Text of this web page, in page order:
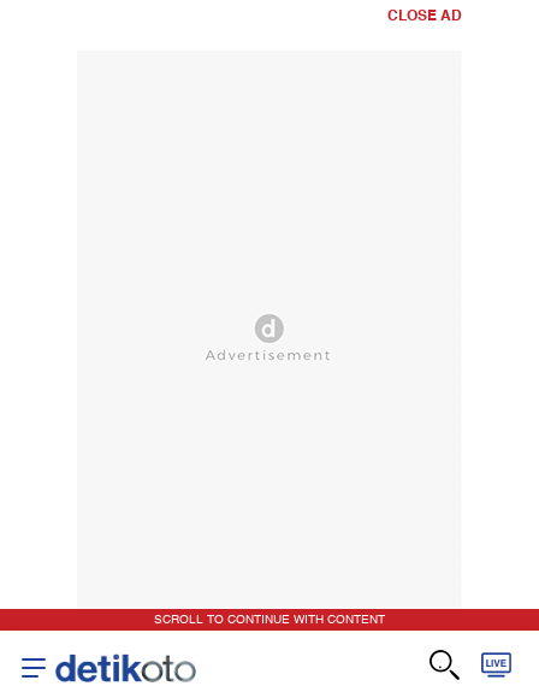
CLOSE AD
SCROLL TO CONTINUE WITH CONTENT